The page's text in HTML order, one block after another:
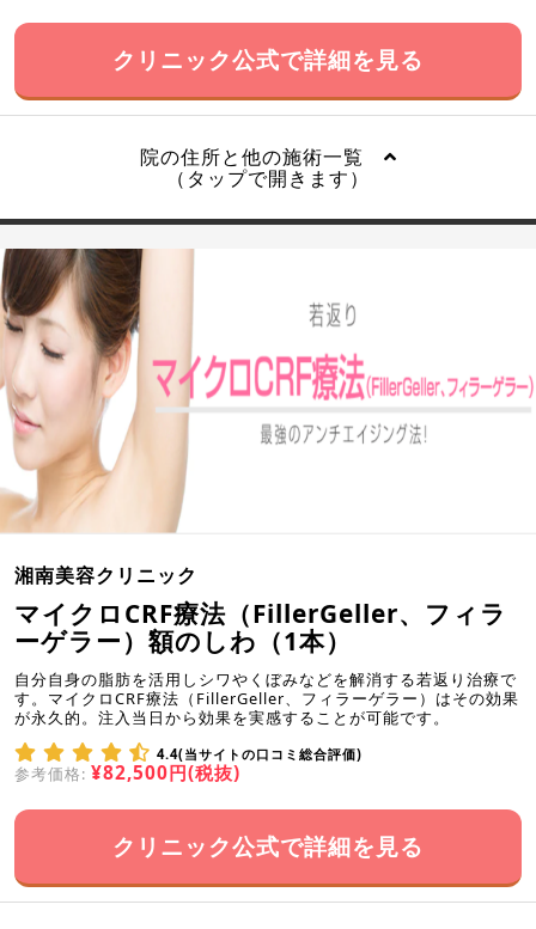
クリニック公式で詳細を見る
院の住所と他の施術一覧
（タップで開きます）
湘南美容クリニック
マイクロCRF療法（FillerGeller、フィラ
ーゲラー）額のしわ（1本）
自分自身の脂肪を活用しシワやくぼみなどを解消する若返り治療で
す。マイクロCRF療法（FillerGeller、フィラーゲラー）はその効果
が永久的。注入当日から効果を実感することが可能です。
4.4(当サイトの口コミ総合評価)
参考価格: ¥82,500円(税抜)
クリニック公式で詳細を見る